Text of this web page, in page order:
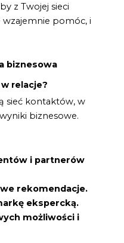
z Twojej sieci
pomóc, i
biznesowa
relacje?
sieć kontaktów, w
biznesowe.
i partnerów
rekomendacje.
ekspercką.
możliwości i